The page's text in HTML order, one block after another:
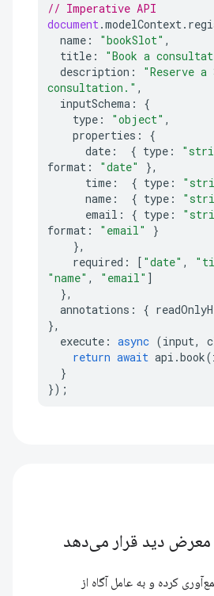
// Imperative API
document.modelContext.
name : "bookSlot" ,
title : "Book a
description :
"Reserve a
consultation." ,
inputSchema :
{
type : "object" ,
properties :
{
date : { type :
format : "date"
},
time : { type :
name : { type :
email : { type :
format : "email"
}
},
required : [ "date" ,
"name" , "email" ]
},
annotations : {
},
execute : async (input,
return await api .book(
}
});
معرض دید قرار می‌دهد
کرده و به عامل آگاه از